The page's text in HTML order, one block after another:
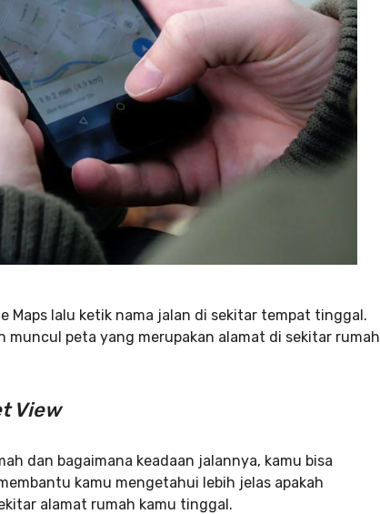
Maps lalu ketik nama jalan di sekitar tempat tinggal.
muncul peta yang merupakan alamat di sekitar rumah
View
dan bagaimana keadaan jalannya, kamu bisa
kamu mengetahui lebih jelas apakah
alamat rumah kamu tinggal.